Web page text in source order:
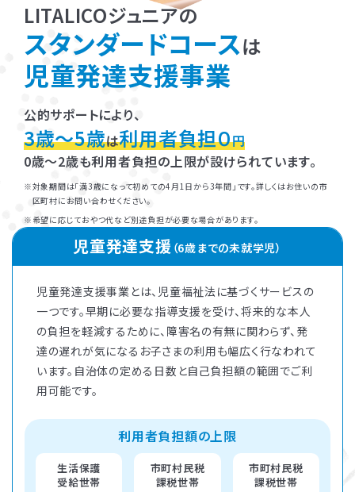
LITALICOジュニアの
スタンダードコースは
児童発達支援事業
公的サポートにより、
3歳～5歳は利用者負担０円
0歳～2歳も利用者負担の上限が設けられています。
対象期間は「満3歳になって初めての4月1日から3年間」です。詳しくはお住いの市
区町村にお問い合わせください。
希望に応じておやつ代など別途負担が必要な場合があります。
児童発達支援 （6歳までの未就学児）
児童発達支援事業とは、児童福祉法に基づくサービスの
一つです。早期に必要な指導支援を受け、将来的な本人
の負担を軽減するために、障害名の有無に関わらず、発
達の遅れが気になるお子さまの利用も幅広く行なわれて
います。自治体の定める日数と自己負担額の範囲でご利
用可能です。
利用者負担額の上限
生活保護
受給世帯
市町村民税
課税世帯
市町村民税
課税世帯